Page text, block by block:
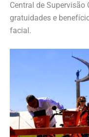
Central de Supervisão
gratuidades e
facial.